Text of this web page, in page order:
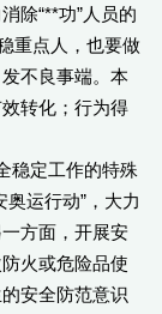
除“**功”人员的
重点人，也要做
不良事端。本
转化；行为得
定工作的特殊
运行动”，大力
方面，开展安
火或危险品使
安全防范意识